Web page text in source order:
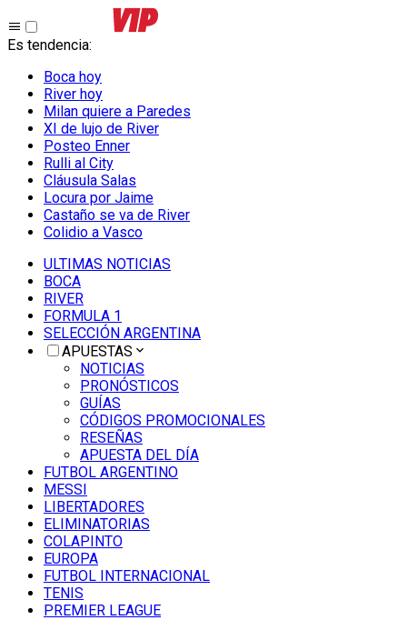
Es tendencia:
Boca hoy
River hoy
Milan quiere a Paredes
XI de lujo de River
Posteo Enner
Rulli al City
Cláusula Salas
Locura por Jaime
Castaño se va de River
Colidio a Vasco
ULTIMAS NOTICIAS
BOCA
RIVER
FORMULA 1
SELECCIÓN ARGENTINA
APUESTAS
NOTICIAS
PRONÓSTICOS
GUÍAS
CÓDIGOS PROMOCIONALES
RESEÑAS
APUESTA DEL DÍA
FUTBOL ARGENTINO
MESSI
LIBERTADORES
ELIMINATORIAS
COLAPINTO
EUROPA
FUTBOL INTERNACIONAL
TENIS
PREMIER LEAGUE